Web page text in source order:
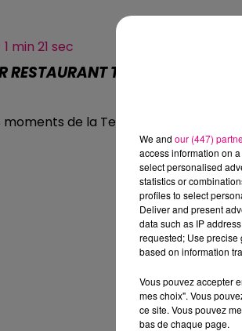
min 21 sec
RESTAURANT TOULOUSAIN
de la Team du Matin
We and our (447)
access information on
select personalised
statistics or
profiles to select
Deliver and present
data such as IP
requested; Use precise
based on information
Vous pouvez accepter
mes choix". Vous
ce site. Vous pouvez
bas de chaque page.